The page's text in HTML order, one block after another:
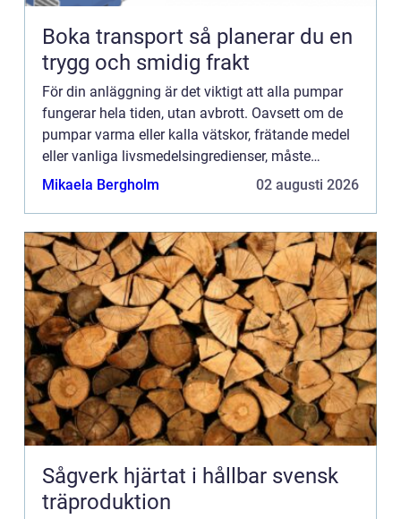
Boka transport så planerar du en
trygg och smidig frakt
För din anläggning är det viktigt att alla pumpar
fungerar hela tiden, utan avbrott. Oavsett om de
pumpar varma eller kalla vätskor, frätande medel
eller vanliga livsmedelsingredienser, måste
tillverkningen hållas igång. Det är då bra om du
Mikaela Bergholm 02 augusti 2026
Sågverk hjärtat i hållbar svensk
träproduktion